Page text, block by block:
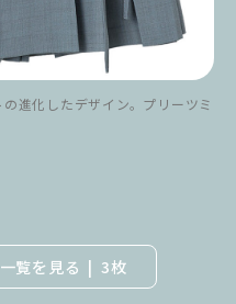
進化したデザイン。プリーツミ
覧を見る 3枚